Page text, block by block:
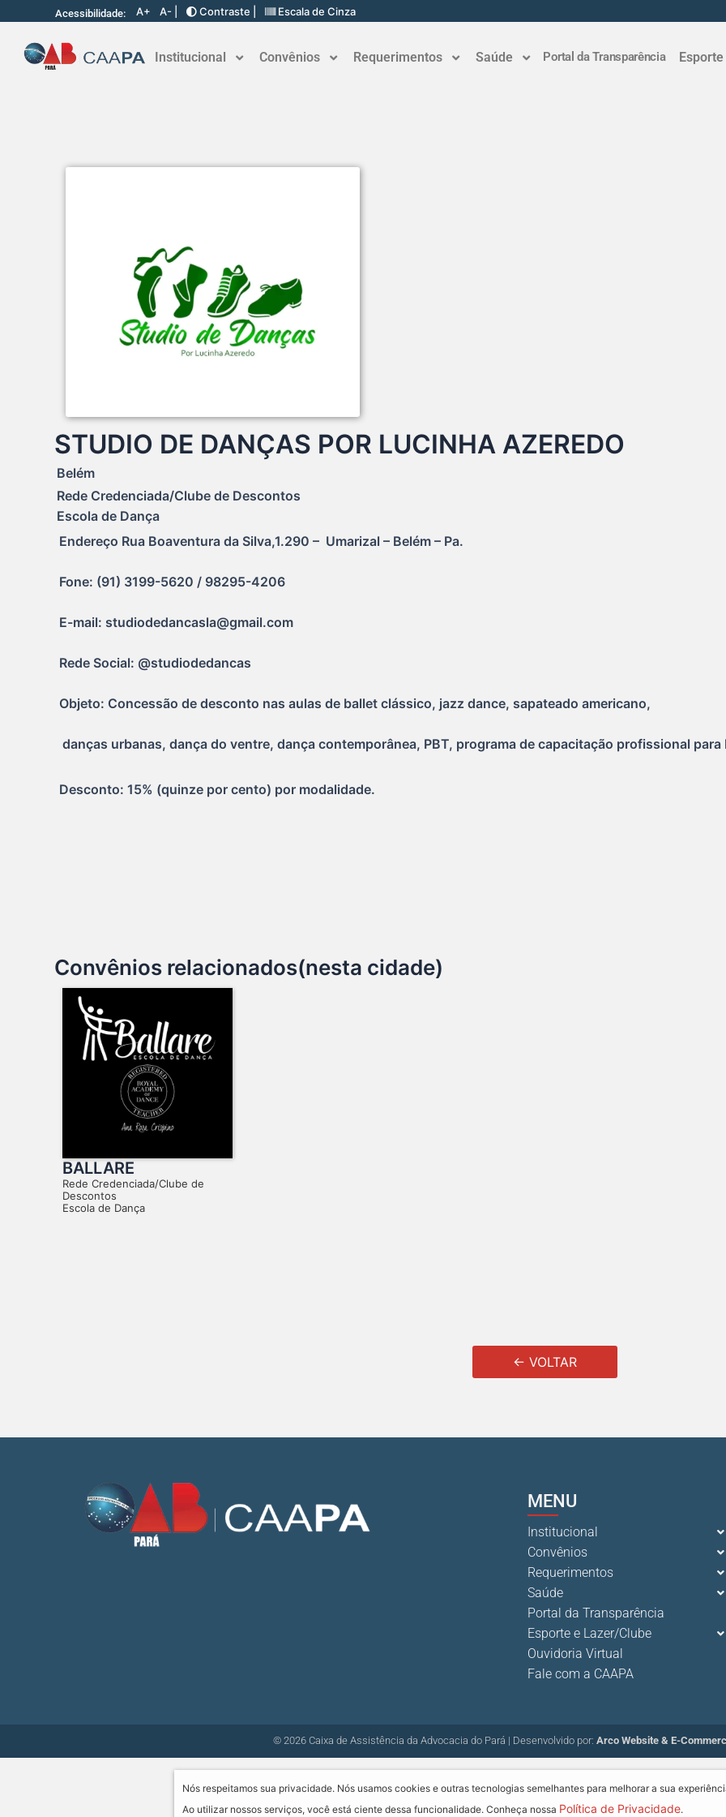
Acessibilidade: A+ A- | Contraste | Escala de Cinza
Institucional Convênios Requerimentos Saúde Portal da Transparência
STUDIO DE DANÇAS POR LUCINHA AZEREDO
Belém
Rede Credenciada/Clube de Descontos
Escola de Dança
Endereço Rua Boaventura da Silva,1.290 –  Umarizal – Belém – Pa.
Fone: (91) 3199-5620 / 98295-4206
E-mail: studiodedancasla@gmail.com
Rede Social: @studiodedancas
Objeto: Concessão de desconto nas aulas de ballet clássico, jazz dance, sapateado americano,
danças urbanas, dança do ventre, dança contemporânea, PBT, programa de capacitação profissional para
Desconto: 15% (quinze por cento) por modalidade.
Convênios relacionados(nesta cidade)
BALLARE
Rede Credenciada/Clube de
Descontos
Escola de Dança
← VOLTAR
Nós respeitamos sua privacidade. Nós usamos cookies e outras tecnologias semelhantes para melhorar a sua
Ao utilizar nossos serviços, você está ciente dessa funcionalidade. Conheça nossa Política de Privacidade.
MENU
Institucional
Convênios
Requerimentos
Saúde
Portal da Transparência
Esporte e Lazer/Clube
Ouvidoria Virtual
Fale com a CAAPA
© 2026 Caixa de Assistência da Advocacia do Pará | Desenvolvido por:Arco Website & E-